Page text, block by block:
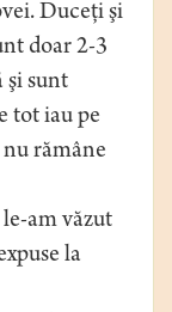
Duceţi şi
doar 2-3
şi sunt
tot iau pe
nu rămâne
am văzut
la